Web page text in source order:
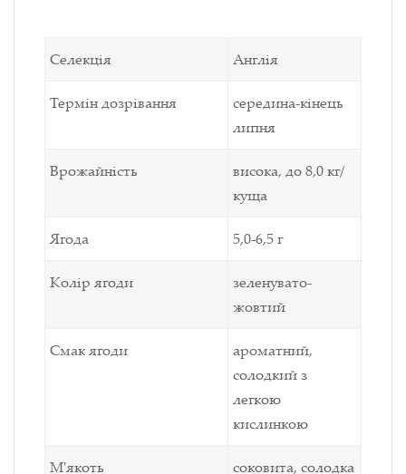
Селекція Англія
Термін дозрівання
середина-кінець
липня
Врожайність
висока, до 8,0 кг/
куща
Ягода 5,0-6,5 г
Колір ягоди
зеленувато-
жовтий
Смак ягоди
ароматний,
солодкий з
легкою
кислинкою
М'якоть соковита, солодка